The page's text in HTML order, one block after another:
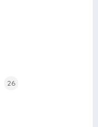
26